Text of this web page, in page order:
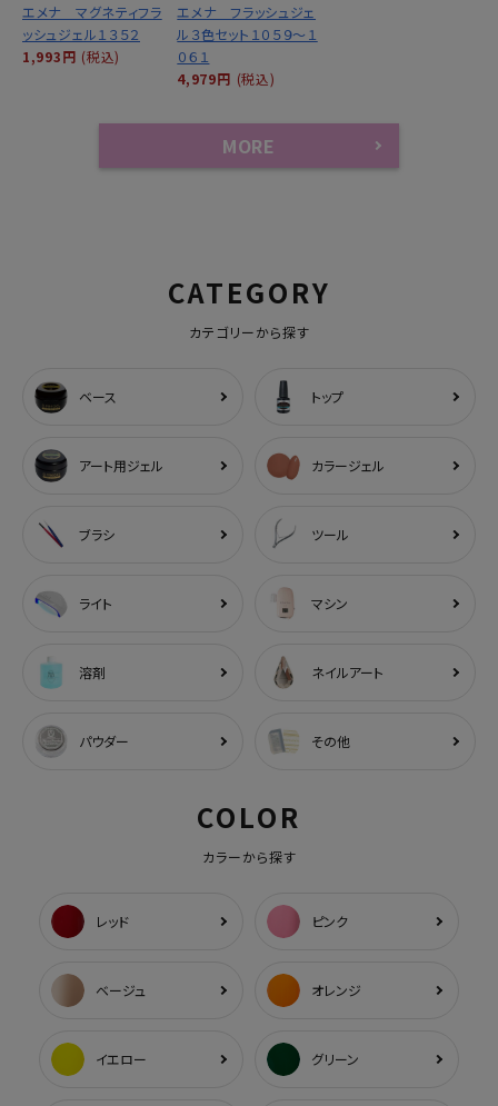
エメナ マグネティフラ
ッシュジェル１３５２
1,993円 (税込)
エメナ フラッシュジェ
ル３色セット１０５９～１
０６１
4,979円 (税込)
MORE
CATEGORY
カテゴリーから探す
ベース トップ
アート用ジェル カラージェル
ブラシ ツール
ライト マシン
溶剤 ネイルアート
パウダー その他
COLOR
カラーから探す
レッド ピンク
ベージュ オレンジ
イエロー グリーン